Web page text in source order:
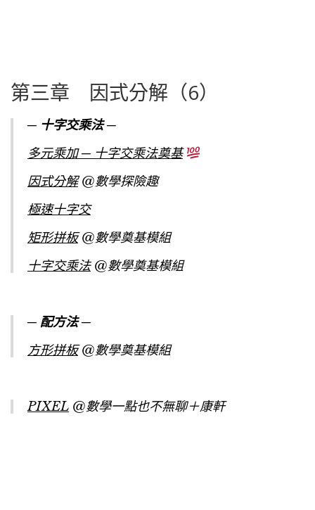
第三章 因式分解（6）
─ 十字交乘法 ─
多元乘加 ─ 十字交乘法奠基
因式分解@數學探險趣
極速十字交
矩形拼板@數學奠基模組
十字交乘法@數學奠基模組
─ 配方法 ─
方形拼板@數學奠基模組
PIXEL @數學一點也不無聊＋康軒